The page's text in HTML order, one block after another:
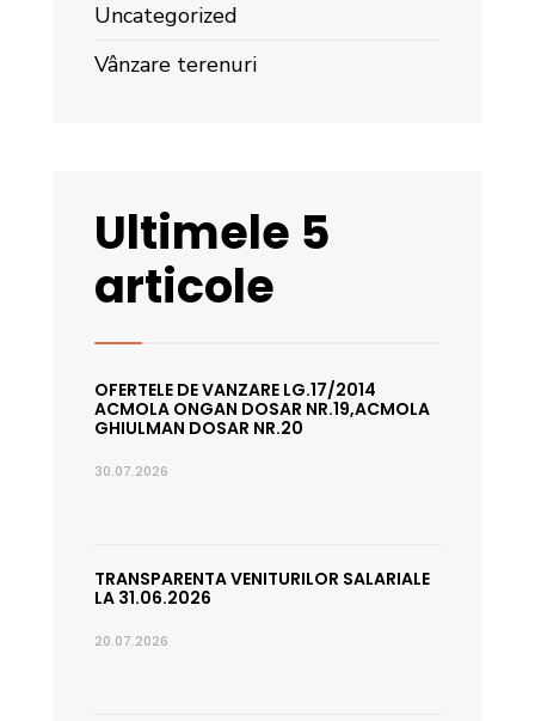
Uncategorized
Vânzare terenuri
Ultimele 5
articole
OFERTELE DE VANZARE LG.17/2014
ACMOLA ONGAN DOSAR NR.19,ACMOLA
GHIULMAN DOSAR NR.20
30.07.2026
TRANSPARENTA VENITURILOR SALARIALE
LA 31.06.2026
20.07.2026